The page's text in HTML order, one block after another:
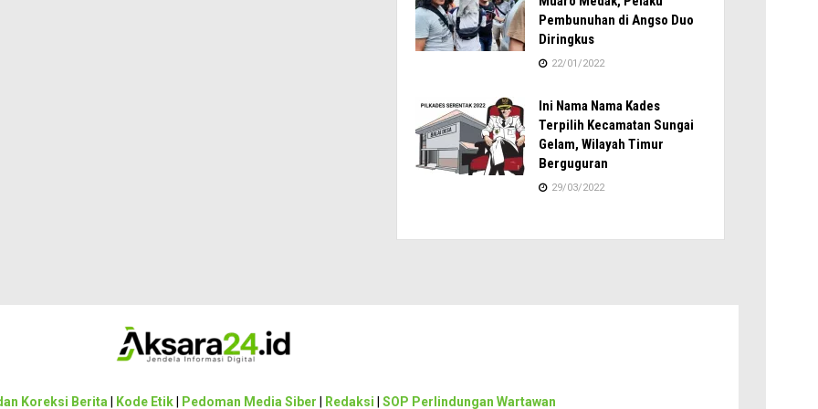
Pembunuhan di Angso Duo
Diringkus
22/01/2022
Ini Nama Nama Kades
Terpilih Kecamatan Sungai
Gelam, Wilayah Timur
Berguguran
29/03/2022
Koreksi Berita Kode Etik Pedoman Media Siber Redaksi SOP Perlindungan Wartawan